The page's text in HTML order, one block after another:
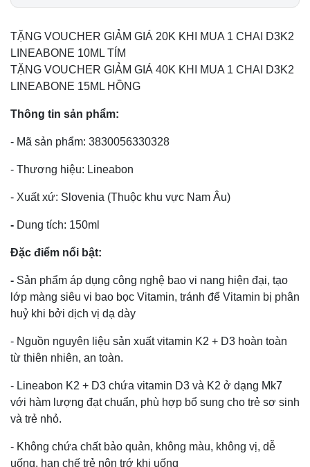
TẶNG VOUCHER GIẢM GIÁ 20K KHI MUA 1 CHAI D3K2
LINEABONE 10ML TÍM
TẶNG VOUCHER GIẢM GIÁ 40K KHI MUA 1 CHAI D3K2
LINEABONE 15ML HỒNG
Thông tin sản phẩm:
- Mã sản phẩm: 3830056330328
- Thương hiệu: Lineabon
- Xuất xứ: Slovenia (Thuộc khu vực Nam Âu)
- Dung tích: 150ml
Đặc điểm nổi bật:
- Sản phẩm áp dụng công nghệ bao vi nang hiện đại, tạo
lớp màng siêu vi bao bọc Vitamin, tránh để Vitamin bị phân
huỷ khi bởi dịch vị dạ dày
- Nguồn nguyên liệu sản xuất vitamin K2 + D3 hoàn toàn
từ thiên nhiên, an toàn.
- Lineabon K2 + D3 chứa vitamin D3 và K2 ở dạng Mk7
với hàm lượng đạt chuẩn, phù hợp bổ sung cho trẻ sơ sinh
và trẻ nhỏ.
- Không chứa chất bảo quản, không màu, không vị, dễ
uống, hạn chế trẻ nôn trớ khi uống